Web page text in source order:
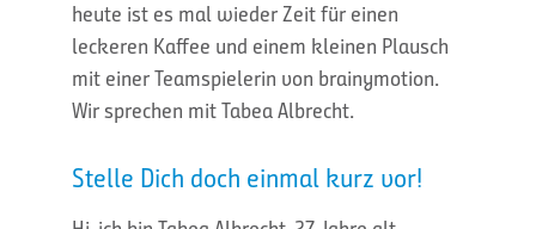
heute ist es mal wieder Zeit für einen
leckeren Kaffee und einem kleinen Plausch
mit einer Teamspielerin von brainymotion.
Wir sprechen mit Tabea Albrecht.
Stelle Dich doch einmal kurz vor!